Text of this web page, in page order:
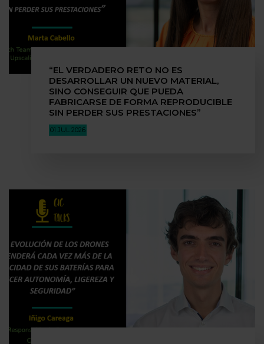
“EL VERDADERO RETO NO ES
DESARROLLAR UN NUEVO MATERIAL,
SINO CONSEGUIR QUE PUEDA
FABRICARSE DE FORMA REPRODUCIBLE
SIN PERDER SUS PRESTACIONES”
01 JUL 2026